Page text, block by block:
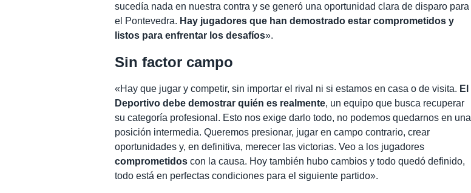
sucedía nada en nuestra contra y se generó una oportunidad clara de disparo para
el Pontevedra. Hay jugadores que han demostrado estar comprometidos y
listos para enfrentar los desafíos».
Sin factor campo
«Hay que jugar y competir, sin importar el rival ni si estamos en casa o de visita. El
Deportivo debe demostrar quién es realmente, un equipo que busca recuperar
su categoría profesional. Esto nos exige darlo todo, no podemos quedarnos en una
posición intermedia. Queremos presionar, jugar en campo contrario, crear
oportunidades y, en definitiva, merecer las victorias. Veo a los jugadores
comprometidos con la causa. Hoy también hubo cambios y todo quedó definido,
todo está en perfectas condiciones para el siguiente partido».